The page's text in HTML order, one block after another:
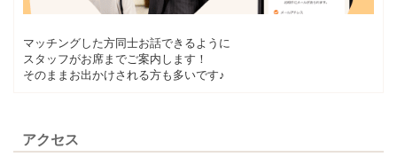
マッチングした方同士お話できるように
スタッフがお席までご案内します！
そのままお出かけされる方も多いです♪
アクセス